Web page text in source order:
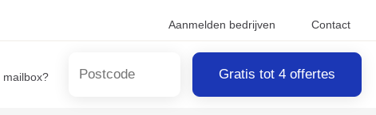
Aanmelden bedrijven Contact
mailbox? Gratis tot 4 offertes